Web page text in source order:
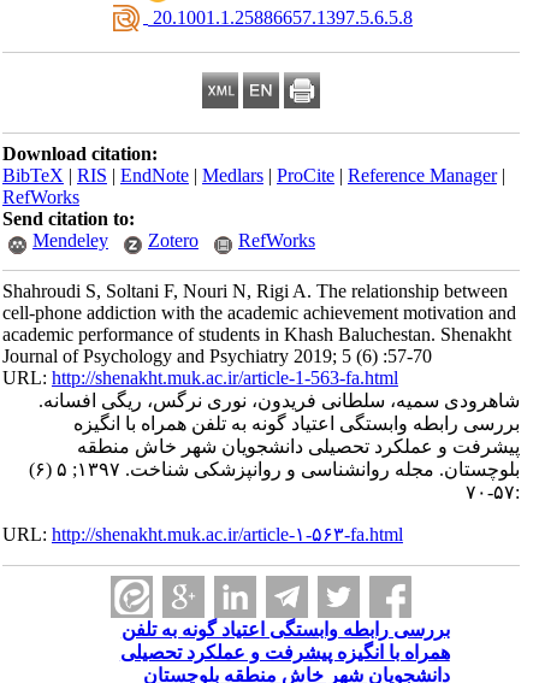
‎ 20.1001.1.25886657.1397.5.6.5.8
Download citation:
BibTeX|RIS|EndNote|Medlars|ProCite|Reference Manager
RefWorks
Send citation to:
Mendeley
Zotero RefWorks
Shahroudi S, Soltani F, Nouri N, Rigi A. The relationship between
cell-phone addiction with the academic achievement motivation and
academic performance of students in Khash Baluchestan. Shenakht
Journal of Psychology and Psychiatry 2019; 5 (6) :57-70
URL:http://shenakht.muk.ac.ir/article-1-563-fa.html
شاهرودی سمیه، سلطانی فریدون، نوری نرگس، ریگی افسانه.
بررسی رابطه وابستگی اعتیاد گونه به تلفن همراه با انگیزه
پیشرفت و عملکرد تحصیلی دانشجویان شهر خاش منطقه
بلوچستان. مجله روانشناسی و روانپزشکی شناخت. ۱۳۹۷; ۵ (۶)
URL:http://shenakht.muk.ac.ir/article-۱-۵۶۳-fa.html
بررسی رابطه وابستگی اعتیاد گونه به تلفن
همراه با انگیزه پیشرفت و عملکرد تحصیلی
دانشجویان شهر خاش منطقه بلوچستان